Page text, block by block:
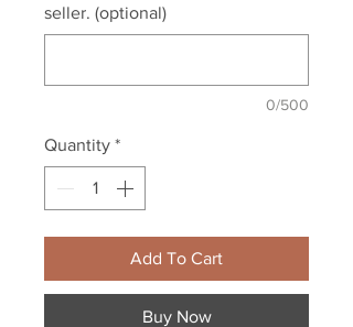
seller. (optional)
0/500
Quantity *
Add To Cart
Buy Now